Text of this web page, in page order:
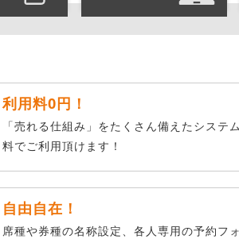
利用料0円！
「売れる仕組み」をたくさん備えたシステ
料でご利用頂けます！
自由自在！
席種や券種の名称設定、各人専用の予約フ